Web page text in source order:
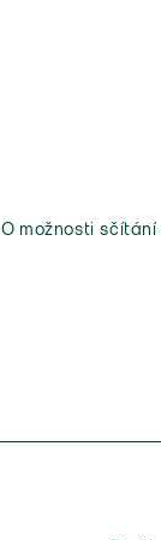
O možnosti